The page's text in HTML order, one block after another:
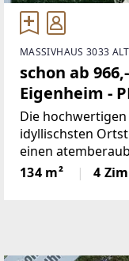
MASSIVHAUS 3033
schon ab
Eigenheim -
wohnen vor
Die
idyllischsten
einen
Panoramablick
einer ruhigen
134 m² 4